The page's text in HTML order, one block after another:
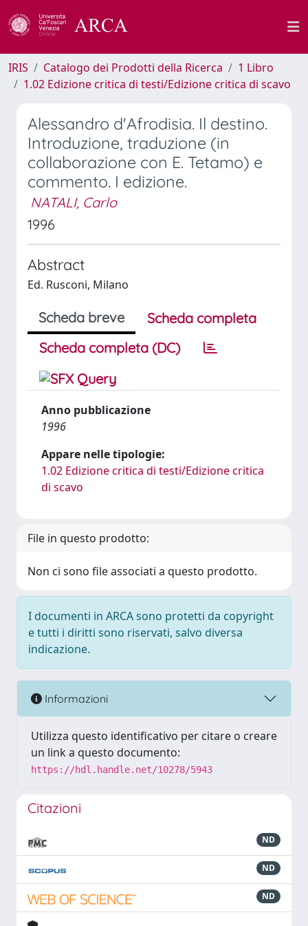
IRIS Catalogo dei Prodotti della Ricerca
1 Libro
1.02 Edizione critica di testi/Edizione critica di scavo
Alessandro d'Afrodisia. Il destino.
Introduzione, traduzione (in
collaborazione con E. Tetamo) e
commento. I edizione.
NATALI, Carlo
1996
Abstract
Ed. Rusconi, Milano
Scheda breve
Scheda completa
Scheda completa (DC)
Anno pubblicazione
1996
Appare nelle tipologie:
1.02 Edizione critica di testi/Edizione critica
di scavo
File in questo prodotto:
Non ci sono file associati a questo prodotto.
I documenti in ARCA sono protetti da copyright
e tutti i diritti sono riservati, salvo diversa
indicazione.
Informazioni
Utilizza questo identificativo per citare o creare
un link a questo documento:
https://hdl.handle.net/10278/5943
Citazioni
ND
ND
ND